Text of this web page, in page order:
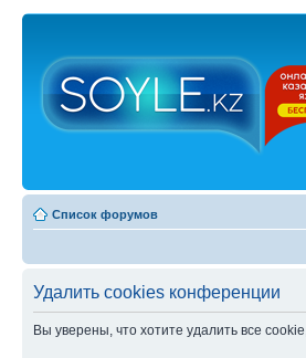
Список форумов
Удалить cookies конференции
Вы уверены, что хотите удалить все